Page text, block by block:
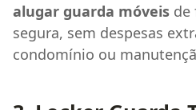
alugar guarda móveis de
segura, sem despesas
condomínio ou